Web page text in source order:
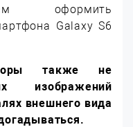
оформить
Galaxy S6
также не
изображений
внешнего вида